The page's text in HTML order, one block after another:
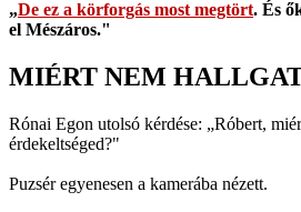
„De ez a körforgás most megtört. És
el Mészáros."
MIÉRT NEM
Rónai Egon utolsó kérdése: „Róbert,
érdekeltséged?"
Puzsér egyenesen a kamerába nézett.